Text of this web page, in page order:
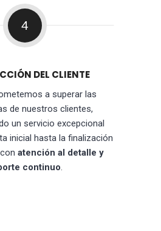
4
DEL CLIENTE
a superar las
de nuestros clientes,
un servicio excepcional
inicial hasta la finalización
atención al detalle y
continuo.